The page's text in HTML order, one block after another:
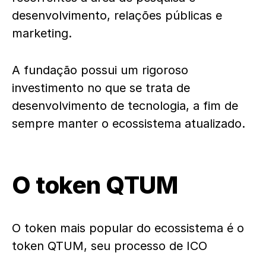
desenvolvimento, relações públicas e
marketing.
A fundação possui um rigoroso
investimento no que se trata de
desenvolvimento de tecnologia, a fim de
sempre manter o ecossistema atualizado.
O token QTUM
O token mais popular do ecossistema é o
token QTUM, seu processo de ICO